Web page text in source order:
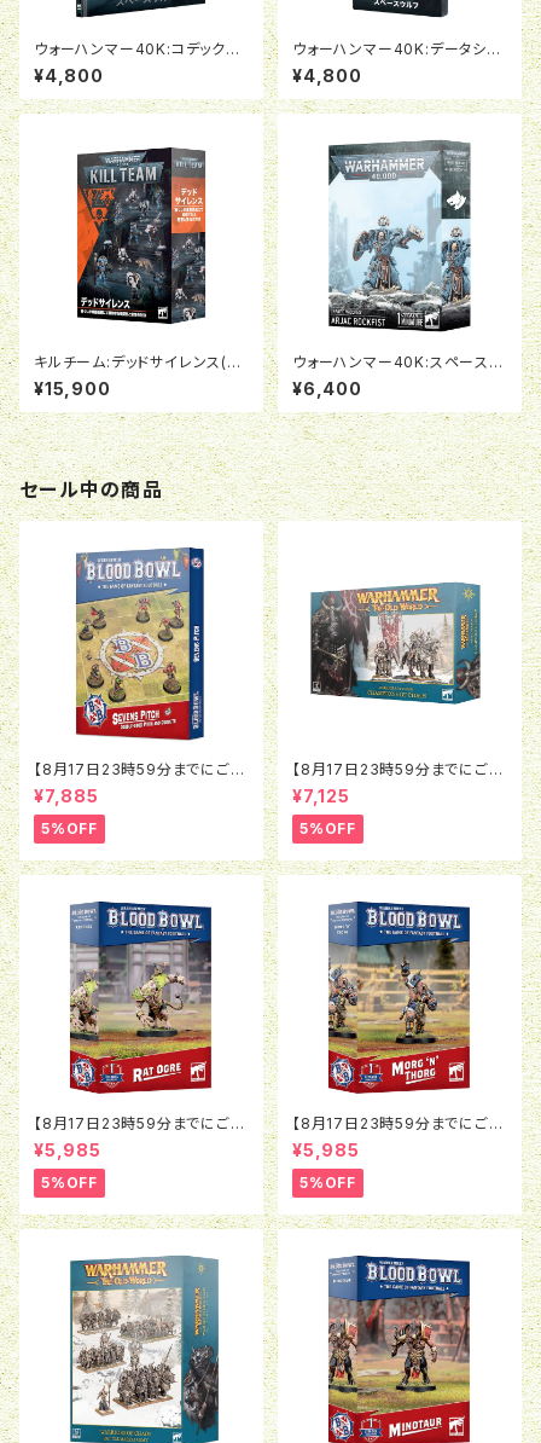
ウォーハンマー40K:コデックス・
サプリメント:スペースウルフ(日
本語版)
¥4,800
ウォーハンマー40K:データシー
ト・カード:スペースウルフ(日本
語版)
¥4,800
キルチーム:デッドサイレンス(日
本語版)
¥15,900
ウォーハンマー40K:スペースウ
ルフ:アルヤック・ロックフィスト
¥6,400
セール中の商品
【8月17日23時59分までにご予
約で5％OFF】ブラッドボウル：セ
ヴンズピッチ（2026）
¥7,885
5%OFF
【8月17日23時59分までにご予
約で5％OFF】オールドワール
ド：ウォリアー・オヴ・ケイオス：チ
ャンピオン・オヴ・ケイオス
¥7,125
5%OFF
【8月17日23時59分までにご予
約で5％OFF】ブラッドボウル：ラ
ットオウガ
¥5,985
5%OFF
【8月17日23時59分までにご予
約で5％OFF】ブラッドボウル：モ
ルグ＝ンソルグ
¥5,985
5%OFF